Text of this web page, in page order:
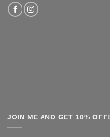
JOIN ME AND GET 10% OFF!